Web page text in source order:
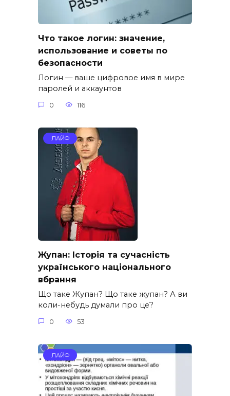
Что такое логин: значение,
использование и советы по
безопасности
Логин — ваше цифровое имя в мире
паролей и аккаунтов
0 116
ЛАЙФ
Жупан: Історія та сучасність
українського національного
вбрання
Що таке Жупан? Що таке жупан? А ви
коли-небудь думали про це?
0 53
ЛАЙФ